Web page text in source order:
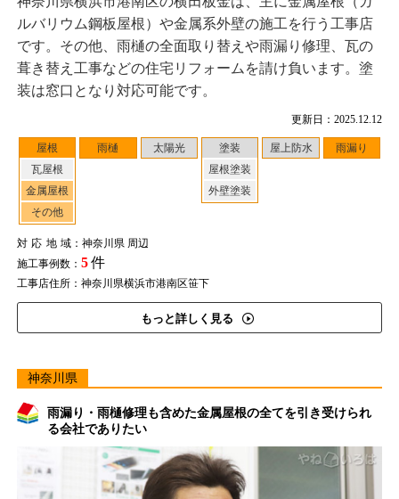
更新日：2025.12.12
屋根
瓦屋根
金属屋根
その他
雨樋 太陽光
塗装
屋根塗装
外壁塗装
屋上防水 雨漏り
対応地域：神奈川県 周辺
施工事例数： 5件
工事店住所：神奈川県横浜市港南区笹下
もっと詳しく見る
ルバリウム鋼板屋根）や金属系外壁の施工を行う工事店
です。その他、雨樋の全面取り替えや雨漏り修理、瓦の
葺き替え工事などの住宅リフォームを請け負います。塗
装は窓口となり対応可能です。
神奈川県
雨漏り・雨樋修理も含めた金属屋根の全てを引き受けられ
る会社でありたい